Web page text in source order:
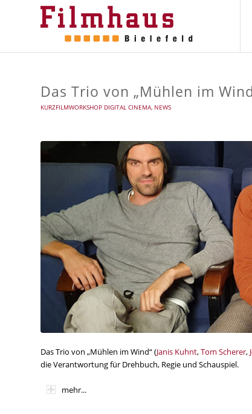
Das Trio von „Mühlen im
KURZFILMWORKSHOP DIGITAL CINEMA, NEWS
Das Trio von „Mühlen im Wind“ (Janis Kuhnt,Tom Scherer,
die Verantwortung für Drehbuch, Regie und Schauspiel.
mehr...